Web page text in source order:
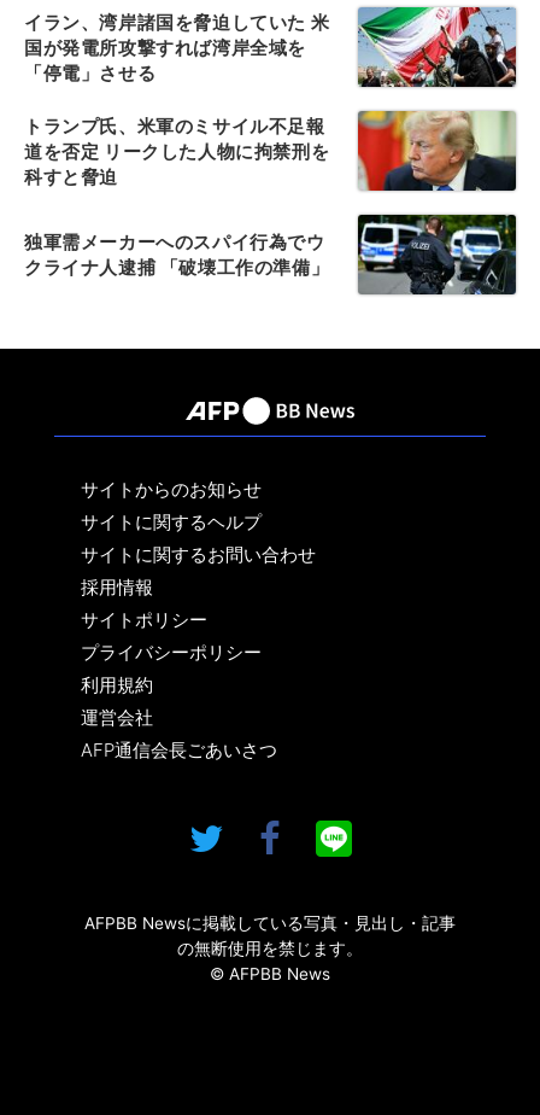
イラン、湾岸諸国を脅迫していた 米
国が発電所攻撃すれば湾岸全域を
「停電」させる
トランプ氏、米軍のミサイル不足報
道を否定 リークした人物に拘禁刑を
科すと脅迫
独軍需メーカーへのスパイ行為でウ
クライナ人逮捕 「破壊工作の準備」
サイトからのお知らせ
サイトに関するヘルプ
サイトに関するお問い合わせ
採用情報
サイトポリシー
プライバシーポリシー
利用規約
運営会社
AFP通信会長ごあいさつ
AFPBB Newsに掲載している写真・見出し・記事
の無断使用を禁じます。
© AFPBB News